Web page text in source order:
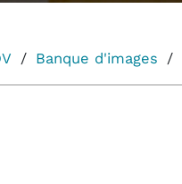
Banque d'images